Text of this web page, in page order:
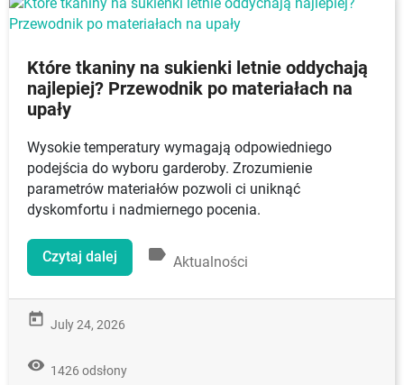
Które tkaniny na sukienki letnie oddychają
najlepiej? Przewodnik po materiałach na
upały
Wysokie temperatury wymagają odpowiedniego
podejścia do wyboru garderoby. Zrozumienie
parametrów materiałów pozwoli ci uniknąć
dyskomfortu i nadmiernego pocenia.
Czytaj dalej label Aktualności
today July 24, 2026
remove_red_eye 1426 odsłony